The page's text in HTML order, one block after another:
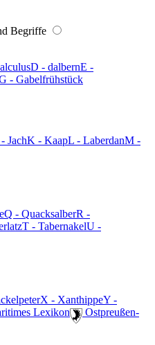
Begriffe
D - dalbernE -
- Gabelfrühstück
JachK - KaapL - LaberdanM -
Q - QuacksalberR -
T - TabernakelU -
X - XanthippeY -
Lexikon
️ Ostpreußen-